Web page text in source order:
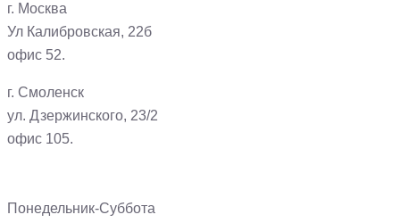
г. Москва
Ул Калибровская, 22б
офис 52.
г. Смоленск
ул. Дзержинского, 23/2
офис 105.
Понедельник-Суббота